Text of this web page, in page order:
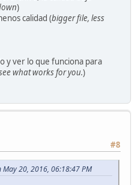
)
calidad (bigger file, less
y ver lo que funciona para
what works for you.)
#8
20, 2016, 06:18:47 PM